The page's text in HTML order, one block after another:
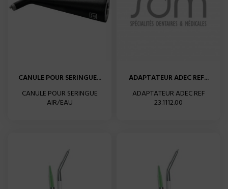
CANULE POUR SERINGUE...
CANULE POUR SERINGUE
AIR/EAU
ADAPTATEUR ADEC REF...
ADAPTATEUR ADEC REF
23.1112.00